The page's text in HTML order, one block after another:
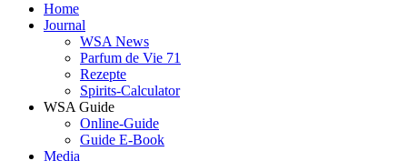
Home
Journal
WSA News
Parfum de Vie 71
Rezepte
Spirits-Calculator
WSA Guide
Online-Guide
Guide E-Book
Media